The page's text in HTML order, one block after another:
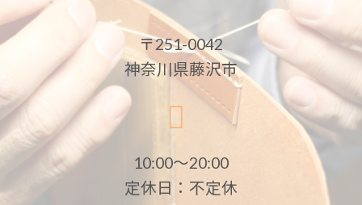
〒251-0042
神奈川県藤沢市
10:00〜20:00
定休日：不定休